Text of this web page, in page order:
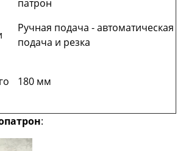
патрон
Ручная подача - автоматическая
подача и резка
180 мм
: